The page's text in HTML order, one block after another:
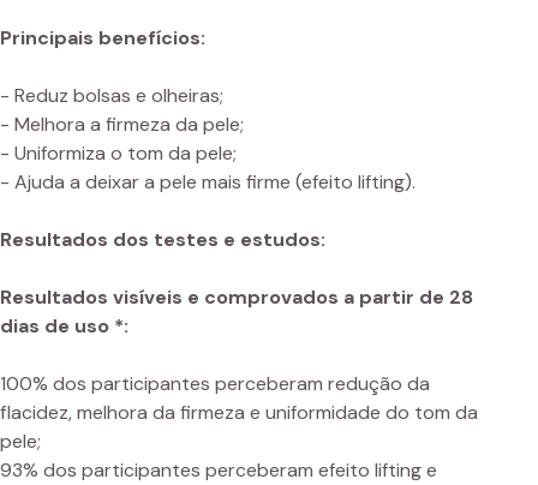
Principais benefícios:
- Reduz bolsas e olheiras;
- Melhora a firmeza da pele;
- Uniformiza o tom da pele;
- Ajuda a deixar a pele mais firme (efeito lifting).
Resultados dos testes e estudos:
Resultados visíveis e comprovados a partir de 28
dias de uso *:
100% dos participantes perceberam redução da
flacidez, melhora da firmeza e uniformidade do tom da
pele;
93% dos participantes perceberam efeito lifting e